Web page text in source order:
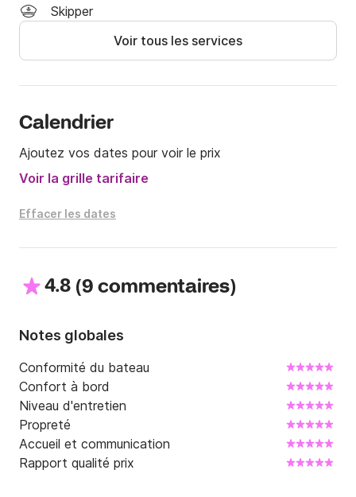
location du bateau
Si vous avez des questions, vous pouvez me
contacter sur la plateforme Click&Boat pour plus
À bientôt!
Skipper
Voir tous les services
Calendrier
Ajoutez vos dates pour voir le prix
Voir la grille tarifaire
Effacer les dates
4.8 (9 commentaires)
Notes globales
Conformité du bateau
Confort à bord
Niveau d'entretien
Propreté
Accueil et communication
Rapport qualité prix